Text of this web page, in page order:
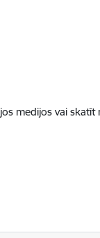
medijos vai